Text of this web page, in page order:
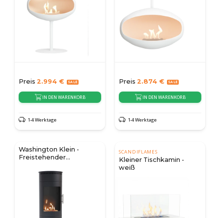
Preis 2.994 €
IN DEN WARENKORB
1-4 Werktage
Preis 2.874 €
IN DEN WARENKORB
1-4 Werktage
Washington Klein -
Freistehender
SCANDIFLAMES
Kleiner Tischkamin -
weiß